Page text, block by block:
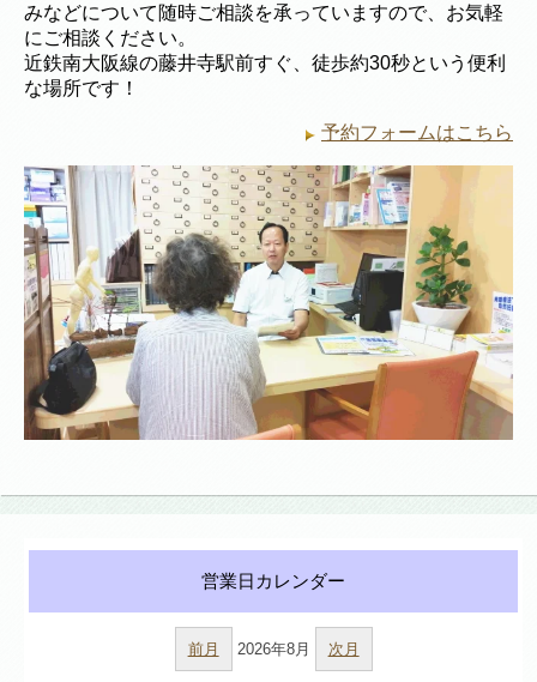
みなどについて随時ご相談を承っていますので、お気軽
にご相談ください。
近鉄南大阪線の藤井寺駅前すぐ、徒歩約30秒という便利
な場所です！
予約フォームはこちら
前月 2026年8月 次月